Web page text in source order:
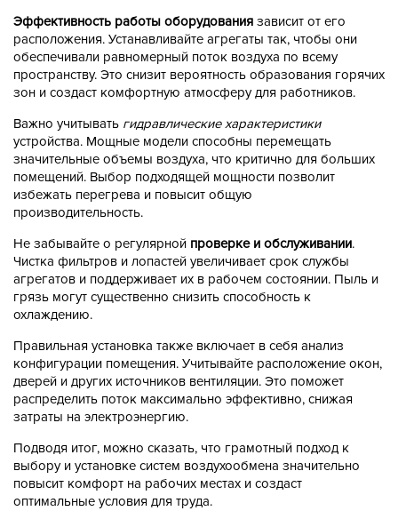
Эффективность работы оборудования зависит от его
расположения. Устанавливайте агрегаты так, чтобы они
обеспечивали равномерный поток воздуха по всему
пространству. Это снизит вероятность образования горячих
зон и создаст комфортную атмосферу для работников.
Важно учитывать гидравлические характеристики
устройства. Мощные модели способны перемещать
значительные объемы воздуха, что критично для больших
помещений. Выбор подходящей мощности позволит
избежать перегрева и повысит общую
производительность.
Не забывайте о регулярной проверке и обслуживании.
Чистка фильтров и лопастей увеличивает срок службы
агрегатов и поддерживает их в рабочем состоянии. Пыль и
грязь могут существенно снизить способность к
охлаждению.
Правильная установка также включает в себя анализ
конфигурации помещения. Учитывайте расположение окон,
дверей и других источников вентиляции. Это поможет
распределить поток максимально эффективно, снижая
затраты на электроэнергию.
Подводя итог, можно сказать, что грамотный подход к
выбору и установке систем воздухообмена значительно
повысит комфорт на рабочих местах и создаст
оптимальные условия для труда.